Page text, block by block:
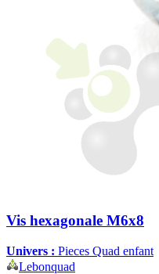
Vis hexagonale M6x8
Univers : Pieces Quad enfant
Lebonquad